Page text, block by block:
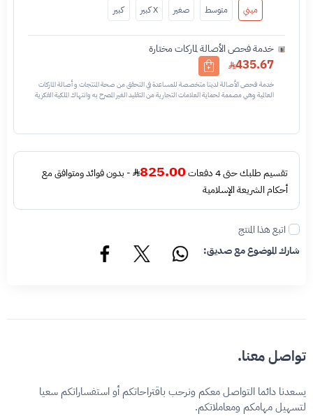
ميني متوسط صغير X كبير كبير
خدمة فحص الأصالة لماركات مختارة
435.67
خدمة فحص الأصالة لدينا متخصصة للمساعدة في التحقق من صحة المنتجات و أصالة الماركات
العالمية وهي مصممة لحماية العلامات التجارية من التقليد الغير المصرح به وانتهاك الملكية الفكرية
في القطعه
تقسيم طلبك حتى 4 دفعات 825.00
- بدون فوائد ومتوافق مع
أحكام الشريعة الإسلامية
اتبع هذا المنتج
شارك الموضوع مع صديق:
تواصل معنا.
يسعدنا دائما التواصل معكم ونرحب باقتراحاتكم أو استفساراتكم سعيا
لتسهيل مهامكم ومعاملاتكم.